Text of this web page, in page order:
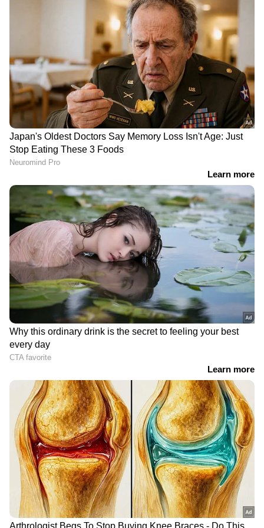
മുന്നറിയിപ്പ്. മധ്യ-കിഴക്കൻ ഫ്രാൻസിലെ
വനപ്രദേശത്തെ പോലീസ് വകുപ്പായ
ജെൻഡർമേരി ഡി സാവോനെ - എറ്റ് - ലോയർ
ആണ് മുന്നറിയിപ്പ് നൽകിയത്. മെയ് 5 ന്
ഫേസ്ബുക്കിൽ പങ്കുവച്ച വീഡിയോ ഇതിനകം
വൈറലായി.
Related Articles
'അവരതിനെ കൊല്ലും'; ബീഹാറിൽ
ചപ്രയിൽ ഡോൾഫിൻ കുഞ്ഞുമായി
കളിക്കുന്ന കുട്ടികൾ, വീഡിയോ
ക്യൂ ആർ കോഡ് വഴി നമ്പർ എടുത്തു,
പിന്നാലെ രാത്രി മെസേജ്; ഹോട്ടൽ
ജീവനക്കാരനെതിരെ പരാതിയുമായി
DOWNLOAD APP
പാതിരാത്രി ഓട്ടോ
ഓടിക്കുന്ന യുവതി, ഭാര്യ
4,200 കോടിയുടെ റോഡ്
ഉദ്ഘാടനത്തിന് പിന്നാലെ